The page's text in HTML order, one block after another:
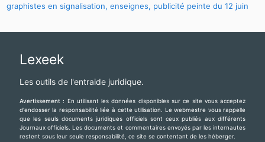
graphistes en signalisation, enseignes, publicité peinte du 12 juin
Lexeek
Les outils de l'entraide juridique.
Avertissement : En utilisant les données disponibles sur ce site vous acceptez
d'endosser la responsabilité liée à cette utilisation. Le webmestre vous rappelle
que les seuls documents juridiques officiels sont ceux publiés aux différents
Journaux officiels. Les documents et commentaires envoyés par les internautes
restent sous leur seule responsabilité, ce site se contentant de les héberger.